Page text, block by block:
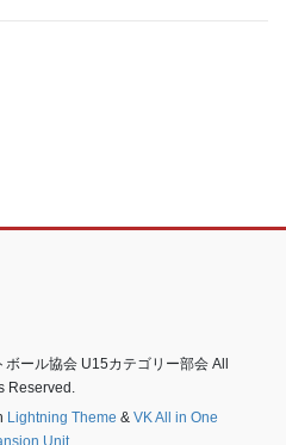
ール協会 U15カテゴリー部会 All
Reserved.
Lightning Theme & VK All in One
Unit